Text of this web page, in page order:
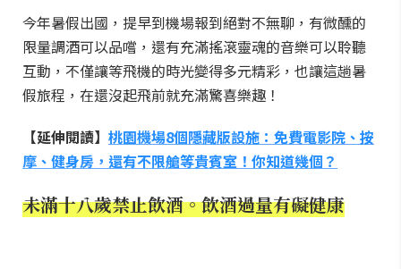
今年暑假出國，提早到機場報到絕對不無聊，有微醺的
限量調酒可以品嚐，還有充滿搖滾靈魂的音樂可以聆聽
互動，不僅讓等飛機的時光變得多元精彩，也讓這趟暑
假旅程，在還沒起飛前就充滿驚喜樂趣！
【延伸閱讀】 桃園機場8個隱藏版設施：免費電影院、按
摩、健身房，還有不限艙等貴賓室！你知道幾個？
未滿十八歲禁止飲酒。飲酒過量有礙健康